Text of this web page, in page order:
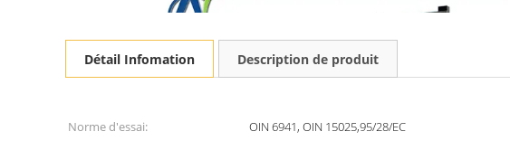
Détail Infomation Description de produit
Norme d'essai: OIN 6941, OIN 15025,95/28/EC